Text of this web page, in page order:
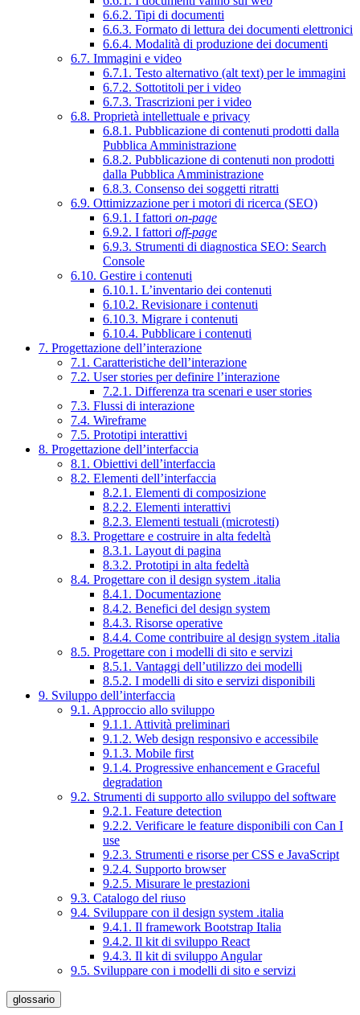
6.6.2. Tipi di documenti
6.6.3. Formato di lettura dei documenti elettronici
6.6.4. Modalità di produzione dei documenti
6.7. Immagini e video
6.7.1. Testo alternativo (alt text) per le immagini
6.7.2. Sottotitoli per i video
6.7.3. Trascrizioni per i video
6.8. Proprietà intellettuale e privacy
6.8.1. Pubblicazione di contenuti prodotti dalla
Pubblica Amministrazione
6.8.2. Pubblicazione di contenuti non prodotti
dalla Pubblica Amministrazione
6.8.3. Consenso dei soggetti ritratti
6.9. Ottimizzazione per i motori di ricerca (SEO)
6.9.1. I fattori on-page
6.9.2. I fattori off-page
6.9.3. Strumenti di diagnostica SEO: Search
Console
6.10. Gestire i contenuti
6.10.1. L’inventario dei contenuti
6.10.2. Revisionare i contenuti
6.10.3. Migrare i contenuti
6.10.4. Pubblicare i contenuti
7. Progettazione dell’interazione
7.1. Caratteristiche dell’interazione
7.2. User stories per definire l’interazione
7.2.1. Differenza tra scenari e user stories
7.3. Flussi di interazione
7.4. Wireframe
7.5. Prototipi interattivi
8. Progettazione dell’interfaccia
8.1. Obiettivi dell’interfaccia
8.2. Elementi dell’interfaccia
8.2.1. Elementi di composizione
8.2.2. Elementi interattivi
8.2.3. Elementi testuali (microtesti)
8.3. Progettare e costruire in alta fedeltà
8.3.1. Layout di pagina
8.3.2. Prototipi in alta fedeltà
8.4. Progettare con il design system .italia
8.4.1. Documentazione
8.4.2. Benefici del design system
8.4.3. Risorse operative
8.4.4. Come contribuire al design system .italia
8.5. Progettare con i modelli di sito e servizi
8.5.1. Vantaggi dell’utilizzo dei modelli
8.5.2. I modelli di sito e servizi disponibili
9. Sviluppo dell’interfaccia
9.1. Approccio allo sviluppo
9.1.1. Attività preliminari
9.1.2. Web design responsivo e accessibile
9.1.3. Mobile first
9.1.4. Progressive enhancement e Graceful
degradation
9.2. Strumenti di supporto allo sviluppo del software
9.2.1. Feature detection
9.2.2. Verificare le feature disponibili con Can I
use
9.2.3. Strumenti e risorse per CSS e JavaScript
9.2.4. Supporto browser
9.2.5. Misurare le prestazioni
9.3. Catalogo del riuso
9.4. Sviluppare con il design system .italia
9.4.1. Il framework Bootstrap Italia
9.4.2. Il kit di sviluppo React
9.4.3. Il kit di sviluppo Angular
9.5. Sviluppare con i modelli di sito e servizi
glossario